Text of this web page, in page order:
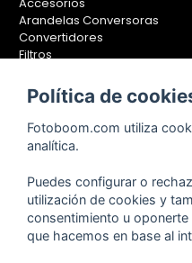
Arandelas Conversoras
Convertidores
Filtros
Calibradores
Soportes Fotografía
Monopiés
Trípodes
Kit Completos
Accesorios
Política de
Fotoboom.com utiliza
analítica.
Puedes configurar o
utilización de cookies y
consentimiento u
que hacemos en base al